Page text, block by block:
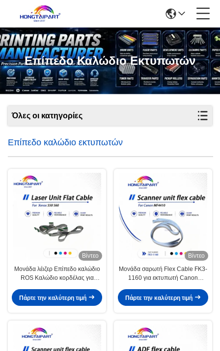
Επίπεδο Καλώδιο Εκτυπωτών
Όλες οι κατηγορίες
Επίπεδο καλώδιο εκτυπωτών
Βίντεο
Μονάδα λέιζερ Επίπεδο καλώδιο
ROS Καλώδιο κορδέλας για
Xerox Color 550 560
Πάρτε την καλύτερη τιμή
Βίντεο
Μονάδα σαρωτή Flex Cable FK3-
1160 για εκτυπωτή Canon
Πάρτε την καλύτερη τιμή